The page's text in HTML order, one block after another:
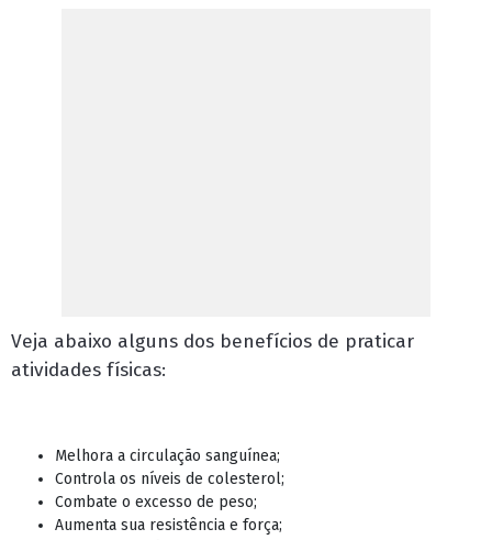
Veja abaixo alguns dos benefícios de praticar
atividades físicas:
Melhora a circulação sanguínea;
Controla os níveis de colesterol;
Combate o excesso de peso;
Aumenta sua resistência e força;